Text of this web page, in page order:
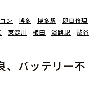
ン 博多 博多駅
即日修理
東淀川 梅田 淡路駅
渋谷
、バッテリー不